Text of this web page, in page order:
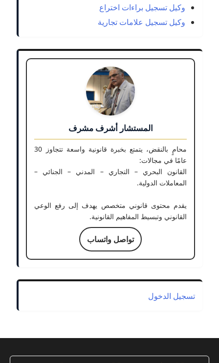
وكيل تسجيل براءات اختراع
وكيل تسجيل علامات تجارية
المستشار أشرف مشرف
محامٍ بالنقض، يتمتع بخبرة قانونية واسعة تتجاوز 30
عامًا في مجالات:
القانون البحري – التجاري – المدني – الجنائي –
المعاملات الدولية.
يقدم محتوى قانوني متخصص يهدف إلى رفع الوعي
القانوني وتبسيط المفاهيم القانونية.
تواصل واتساب
تسجيل الدخول